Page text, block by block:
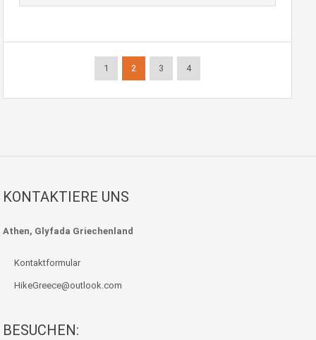
1 2 3 4
KONTAKTIERE UNS
Athen, Glyfada Griechenland
Kontaktformular
HikeGreece@outlook.com
BESUCHEN: